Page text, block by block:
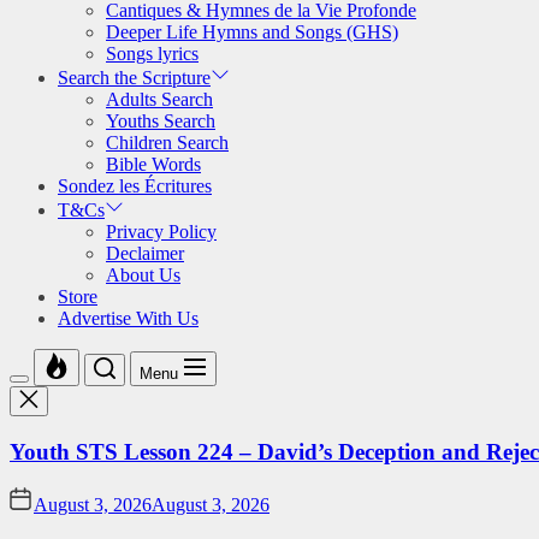
Cantiques & Hymnes de la Vie Profonde
Deeper Life Hymns and Songs (GHS)
Songs lyrics
Search the Scripture
Adults Search
Youths Search
Children Search
Bible Words
Sondez les Écritures
T&Cs
Privacy Policy
Declaimer
About Us
Store
Advertise With Us
Menu
Youth STS Lesson 224 – David’s Deception and
August 3, 2026August 3, 2026